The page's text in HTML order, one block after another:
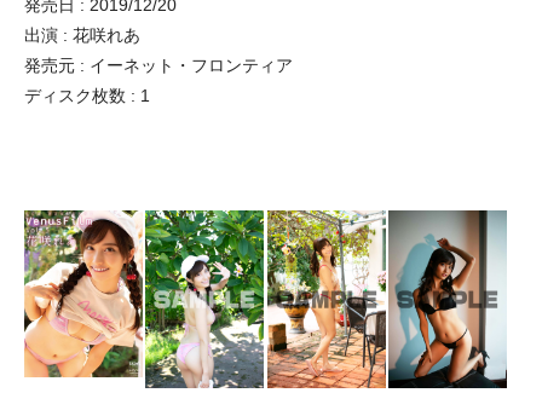
発売日 : 2019/12/20
出演 : 花咲れあ
発売元 : イーネット・フロンティア
ディスク枚数 : 1